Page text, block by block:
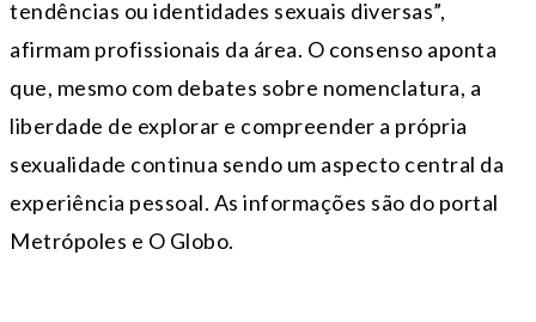
tendências ou identidades sexuais diversas”,
afirmam profissionais da área. O consenso aponta
que, mesmo com debates sobre nomenclatura, a
liberdade de explorar e compreender a própria
sexualidade continua sendo um aspecto central da
experiência pessoal. As informações são do portal
Metrópoles e O Globo.